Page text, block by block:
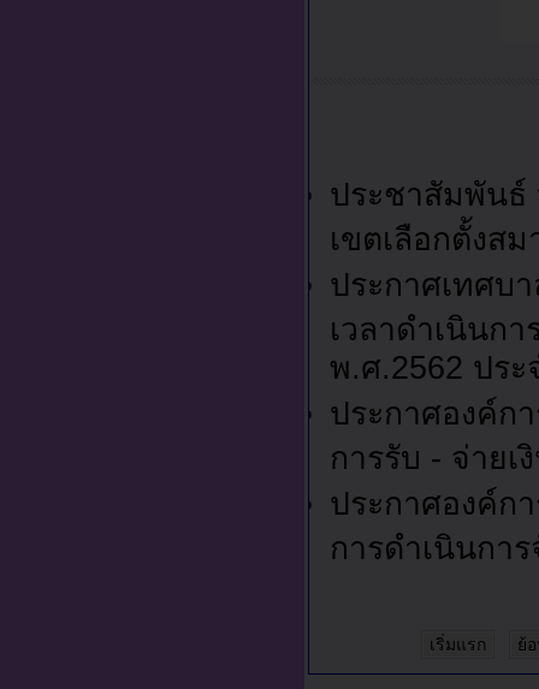
ประชาสัมพันธ์
เขตเลือกตั้งส
ประกาศเทศบ
เวลาดำเนินก
พ.ศ.2562 ปร
ประกาศองค์ก
การรับ - จ่าย
ประกาศองค์ก
การดำเนินกา
เริ่มแรก ย้